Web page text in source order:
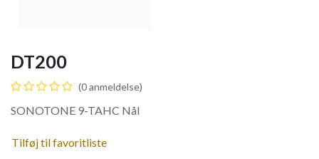
DT200
(0 anmeldelse)
SONOTONE 9-TAHC Nål
Tilføj til favoritliste